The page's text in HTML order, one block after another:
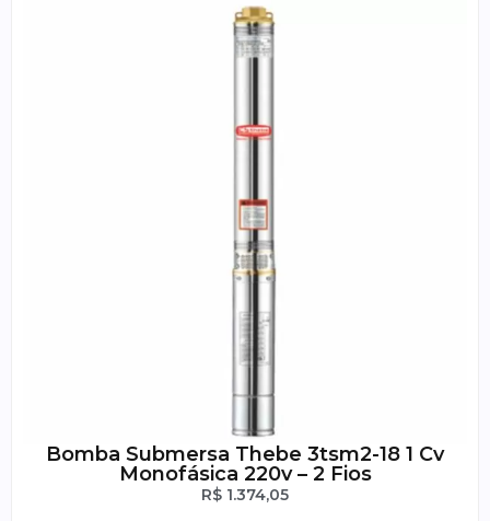
Bomba Submersa Thebe 3tsm2-18 1 Cv
Monofásica 220v – 2 Fios
R$ 1.374,05